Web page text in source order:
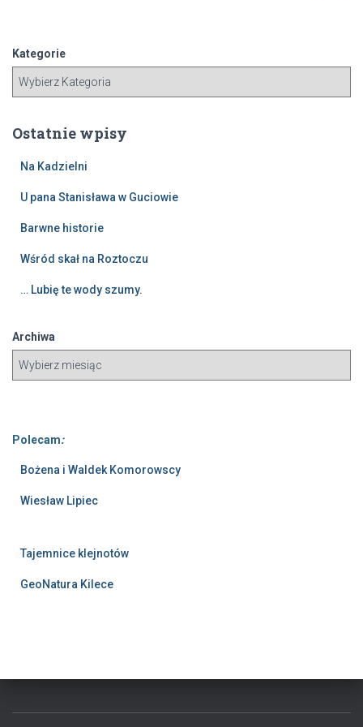
a
j
Kategorie
Ostatnie wpisy
Na Kadzielni
U pana Stanisława w Guciowie
Barwne historie
Wśród skał na Roztoczu
… Lubię te wody szumy.
Archiwa
Polecam:
Bożena i Waldek Komorowscy
Wiesław Lipiec
Tajemnice klejnotów
GeoNatura Kilece